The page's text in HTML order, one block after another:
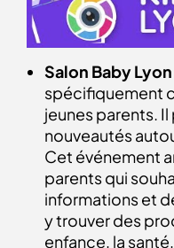
Salon Baby Lyon
spécifiquement
jeunes parents.
nouveautés
Cet événement
parents qui
informations et
y trouver des
enfance, la